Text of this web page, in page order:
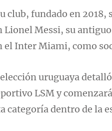
club, fundado en
Lionel Messi, su
el Inter Miami, como
uruguaya
LSM y
categoría dentro de la
Notas